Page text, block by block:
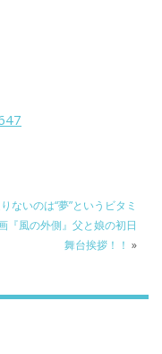
ないのは“夢”というビタミ
『風の外側』父と娘の初日
舞台挨拶！！ »